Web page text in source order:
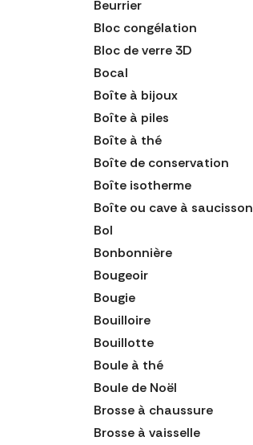
Beurrier
Bloc congélation
Bloc de verre 3D
Bocal
Boîte à bijoux
Boîte à piles
Boîte à thé
Boîte de conservation
Boîte isotherme
Boîte ou cave à saucisson
Bol
Bonbonnière
Bougeoir
Bougie
Bouilloire
Bouillotte
Boule à thé
Boule de Noël
Brosse à chaussure
Brosse à vaisselle